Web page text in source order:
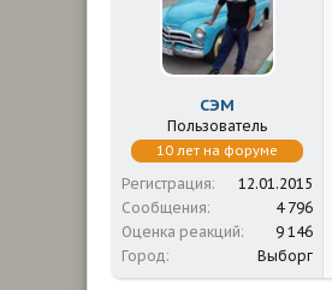
СЭМ
Пользователь
10 лет на форуме
Регистрация
12.01.2015
Сообщения
4 796
Оценка реакций
9 146
Город
Выборг